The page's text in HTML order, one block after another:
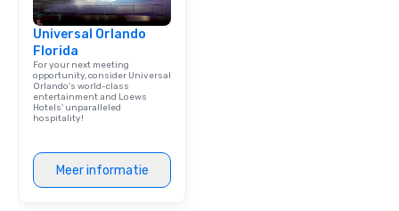
Universal Orlando
Florida
For your next meeting
opportunity, consider Universal
Orlando’s world-class
entertainment and Loews
Hotels' unparalleled
hospitality!
Meer informatie